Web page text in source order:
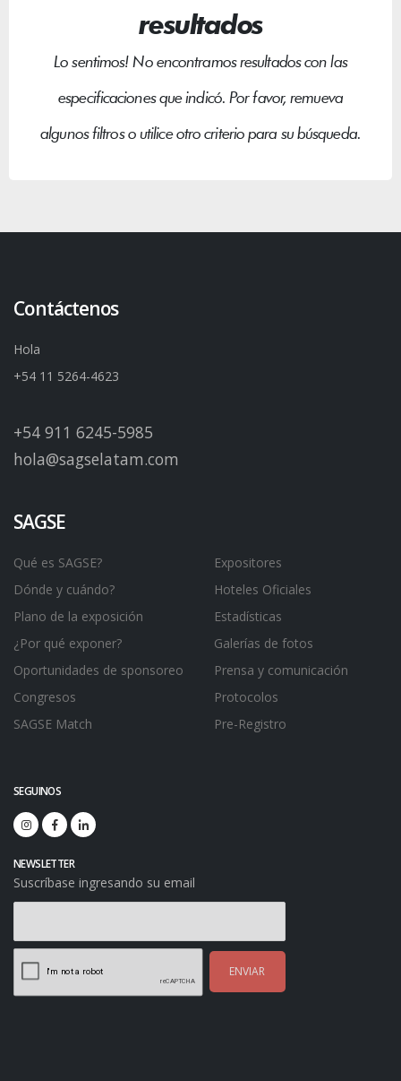
resultados
Lo sentimos! No encontramos resultados con las
especificaciones que indicó. Por favor, remueva
algunos filtros o utilice otro criterio para su búsqueda.
Contáctenos
Hola
+54 11 5264-4623
+54 911 6245-5985
hola@sagselatam.com
SAGSE
Qué es SAGSE?
Dónde y cuándo?
Plano de la exposición
¿Por qué exponer?
Oportunidades de sponsoreo
Congresos
SAGSE Match
Expositores
Hoteles Oficiales
Estadísticas
Galerías de fotos
Prensa y comunicación
Protocolos
Pre-Registro
SEGUINOS
NEWSLETTER
Suscríbase ingresando su email
ENVIAR